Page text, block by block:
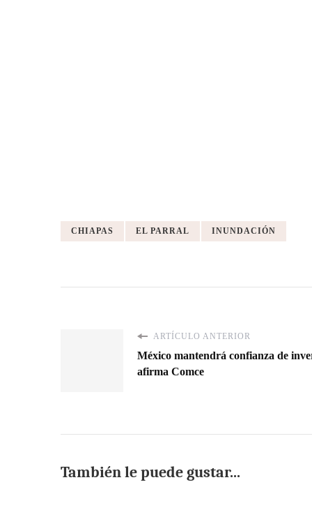
CHIAPAS EL PARRAL INUNDACIÓN
ARTÍCULO ANTERIOR
México mantendrá confianza de
afirma Comce
También le puede gustar...